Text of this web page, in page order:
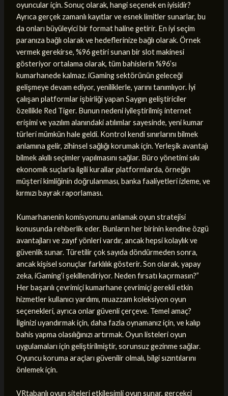
oyuncular için. Sonuç olarak, hangi seçenek en iyisidir?
Ayrıca gerçek zamanlı kayıtlar ve esnek limitler sunarlar, bu
da onları büyüleyici bir format haline getirir. En iyi seçim
paranıza bağlı olarak ve hedeflerinize bağlı olarak. Örnek
vermek gerekirse, %96 getiri sunan bir slot makinesi
gösteriyor ortalama olarak, tüm bahislerin %96’sı
kumarhanede kalmaz. iGaming sektörünün geleceği
gelişmeye devam ediyor, yeniliklerle, yarını tanımlıyor. İyi
çalışan platformlar işbirliği yapan Saygın geliştiriciler
özellikle Red Tiger. Bunun nedeni iyileştirilmiş internet
erişimi ve yazılım alanındaki atılımlar sayesinde, yeni kumar
türleri mümkün hale geldi. Kontrol kendi sınırlarını bilmek
anlamına gelir, zihinsel sağlığı korumak için. Yerleşik avantajı
bilmek akıllı seçimler yapılmasını sağlar. Büro yönetimi sıkı
ekonomik suçlarla ilgili kurallar platformlarda, örneğin
müşteri kimliğinin doğrulanması, banka faaliyetleri izleme, ve
kırmızı bayrak raporlaması.
Kumarhanenin komisyonunu anlamak oyun stratejisi
konusunda rehberlik eder. Bunların her birinin kendine özgü
avantajları ve zayıf yönleri vardır, ancak hepsi kolaylık ve
güvenlik sunar. Türetilir çok sayıda döndürmeden sonra,
ancak kişisel sonuçlar farklılık gösterir. Son olarak, yapay
zeka, iGaming’i şekillendiriyor. Neden fırsatı kaçırmasın?”
Her başarılı çevrimiçi kumarhane çevrimiçi gerekli etkin
hizmetler kullanıcı yardımı, muazzam koleksiyon oyun
seçenekleri, ayrıca onlar güvenli çerçeve. Temel amaç?
İlginizi uyandırmak için, daha fazla oynamanız için, ve kalıp
bahis yapma olasılığınızı artırmak. Oyun listeleri oyun
uygulamaları için geliştirilmiştir, sorunsuz gezinme sağlar.
Oyuncu koruma araçları güvenilir olmalı, bilgi sızıntılarını
önlemek için.
VRtabanlı oyun siteleri etkileşimli oyun sunar, gerçekçi